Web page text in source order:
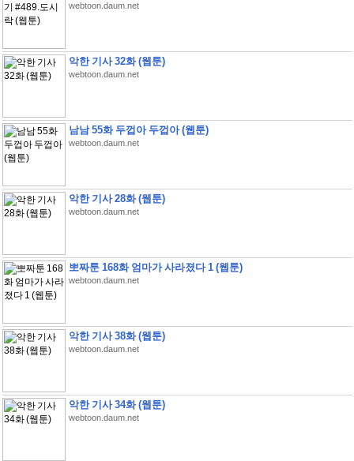
webtoon.daum.net
악한 기사 32화 (웹툰)
webtoon.daum.net
남남 55화 두껍아 두껍아 (웹툰)
webtoon.daum.net
악한 기사 28화 (웹툰)
webtoon.daum.net
뽀짜툰 168화 엄마가 사라졌다 1 (웹툰)
webtoon.daum.net
악한 기사 38화 (웹툰)
webtoon.daum.net
악한 기사 34화 (웹툰)
webtoon.daum.net